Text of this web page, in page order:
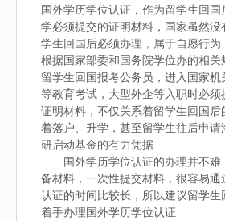
国外学历学位认证，作为留学生回
学必须提交的证明材料，国家虽然没
学生回国后必须办理，属于自愿行为
根据国家部委和国务院学位办的相关
留学生回国报考公务员，进入国家机
等教育考试，大型外企等入职时必须
证明材料，不仅关系着留学生回国后
着落户、升学，甚至留学生往后申
研启动基金的有力凭据
国外学历学位认证的办理并不难
备材料，一次性提交材料，很容易通
认证的时间比较长，所以建议留学生
着手办理国外学历学位认证